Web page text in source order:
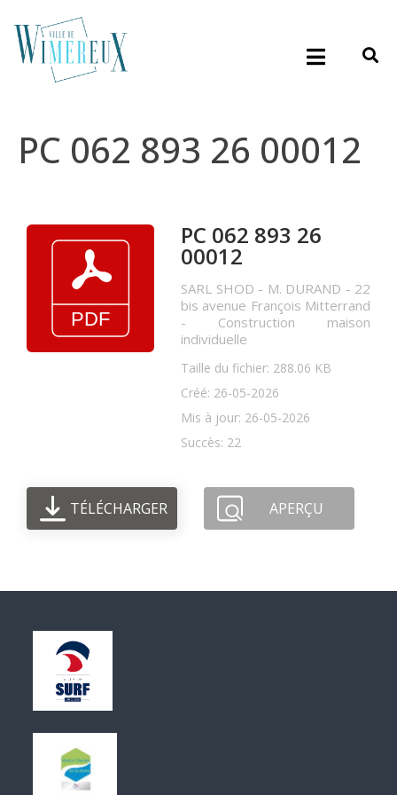
PC 062 893 26 00012
PC 062 893 26
00012
SARL SHOD - M. DURAND - 22
bis avenue François Mitterrand
- Construction maison
individuelle
Taille du fichier: 288.06 KB
Créé: 26-05-2026
Mis à jour: 26-05-2026
Succès: 22
TÉLÉCHARGER APERÇU